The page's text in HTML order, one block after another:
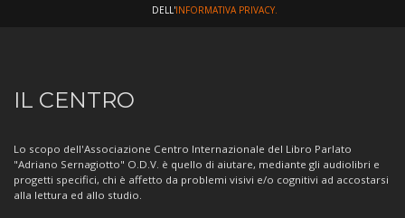
DELL'INFORMATIVA PRIVACY.
Informazioni
sul
Centro
IL CENTRO
Lo scopo dell'Associazione Centro Internazionale del Libro Parlato
"Adriano Sernagiotto" O.D.V. è quello di aiutare, mediante gli audiolibri e
progetti specifici, chi è affetto da problemi visivi e/o cognitivi ad accostarsi
alla lettura ed allo studio.